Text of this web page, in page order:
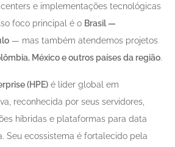
e implementações tecnológicas
foco principal é o Brasil —
— mas também atendemos projetos
México e outros países da região.
(HPE) é líder global em
reconhecida por seus servidores,
híbridas e plataformas para data
Seu ecossistema é fortalecido pela